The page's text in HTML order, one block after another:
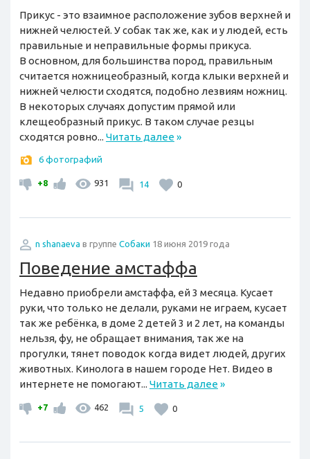
Прикус - это взаимное расположение зубов верхней и
нижней челюстей. У собак так же, как и у людей, есть
правильные и неправильные формы прикуса.
В основном, для большинства пород, правильным
считается ножницеобразный, когда клыки верхней и
нижней челюсти сходятся, подобно лезвиям ножниц.
В некоторых случаях допустим прямой или
клещеобразный прикус. В таком случае резцы
сходятся ровно... Читать далее»
6 фотографий
+8 931 14 0
n shanaeva в группе Собаки 18 июня 2019 года
Поведение амстаффа
Недавно приобрели амстаффа, ей 3 месяца. Кусает
руки, что только не делали, руками не играем, кусает
так же ребёнка, в доме 2 детей 3 и 2 лет, на команды
нельзя, фу, не обращает внимания, так же на
прогулки, тянет поводок когда видет людей, других
животных. Кинолога в нашем городе Нет. Видео в
интернете не помогают... Читать далее»
+7 462 5 0